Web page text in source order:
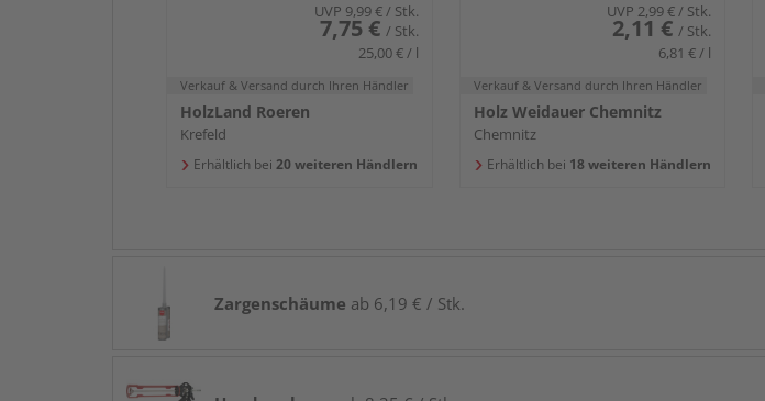
UVP 9,99 €/ Stk.
7,75 € / Stk.
25,00 € / l
Verkauf & Versand durch Ihren Händler
HolzLand Roeren
Krefeld
Erhältlich bei 20 weiteren Händlern
UVP 2,99 €/ Stk.
2,11 € / Stk.
6,81 € / l
Verkauf & Versand durch Ihren Händler
Holz Weidauer Chemnitz
Chemnitz
Erhältlich bei 18 weiteren Händlern
Zargenschäume ab 6,19 € / Stk.